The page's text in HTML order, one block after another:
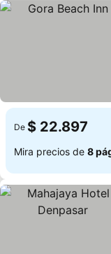
De $ 22.897
Mira precios de 8